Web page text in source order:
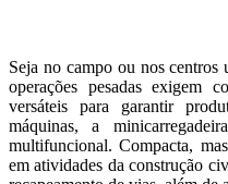
Seja no campo ou nos centros
operações pesadas exigem
versáteis para garantir
máquinas, a
multifuncional. Compacta,
em atividades da construção